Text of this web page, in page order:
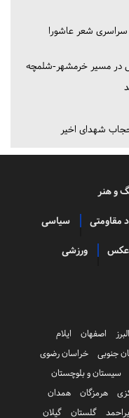
سراسری شعر عاشورا
در مسیر خرمشهر-شلمچه
حجاب شهدای اخیر
و هنر
مقاومتی سیاسی
عکس ورزشی
البرز اصفهان
ایلام
جنوبی
خراسان رضوی
سیستان و بلوچستان
هرمزگان
همدان
گلستان گیلان